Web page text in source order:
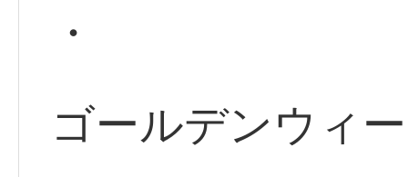
・
ゴールデンウィ